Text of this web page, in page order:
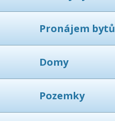
Pronájem bytů
Domy
Pozemky